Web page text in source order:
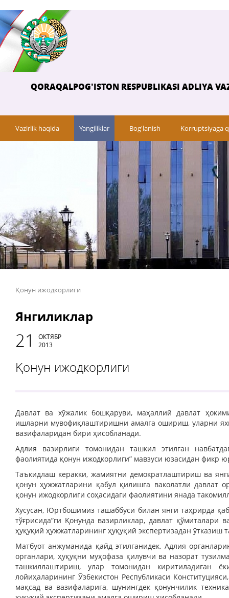
QORAQALPOG'ISTON RESPUBLIKASI ADLIYA
Vazirlik haqida Yangiliklar Bog'lanish Korruptsiyaga
Қонун ижодкорлиги
Янгиликлар
21
ОКТЯБР
2013
Қонун ижодкорлиги
Давлат ва хўжалик бошқаруви, маҳаллий давлат
ишларни мувофиқлаштиришни амалга ошириш, уларни
вазифаларидан бири ҳисобланади.
Адлия вазирлиги томонидан ташкил этилган
фаолиятида қонун ижодкорлиги” мавзуси юзасидан фикр
Таъкидлаш керакки, жамиятни демократлаштириш ва
қонун ҳужжатларини қабул қилишга ваколатли давлат
қонун ижодкорлиги соҳасидаги фаолиятини янада
Хусусан, Юртбошимиз ташаббуси билан янги таҳрирда
тўғрисида”ги Қонунда вазирликлар, давлат
ҳуқуқий ҳужжатларининг ҳуқуқий экспертизадан ўтказиш
Матбуот анжуманида қайд этилганидек, Адлия
органлари, ҳуқуқни муҳофаза қилувчи ва назорат
ташкиллаштириш, улар томонидан киритиладиган
лойиҳаларининг Ўзбекистон Республикаси
мақсад ва вазифаларига, шунингдек қонунчилик